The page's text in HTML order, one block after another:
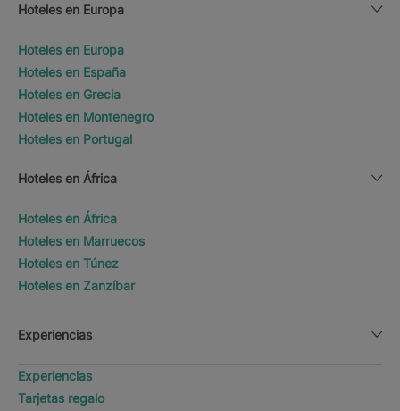
Hoteles en Europa
Hoteles en Europa
Hoteles en España
Hoteles en Grecia
Hoteles en Montenegro
Hoteles en Portugal
Hoteles en África
Hoteles en África
Hoteles en Marruecos
Hoteles en Túnez
Hoteles en Zanzíbar
Experiencias
Experiencias
Tarjetas regalo